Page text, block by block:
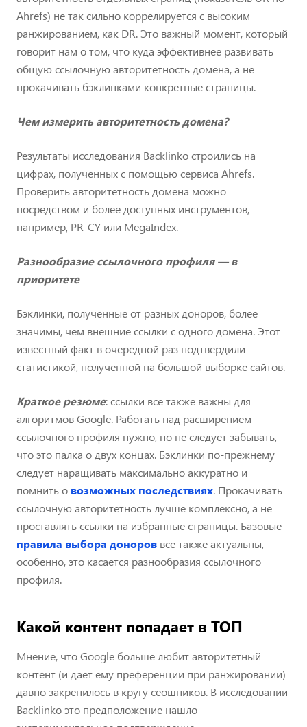
Ahrefs) не так сильно коррелируется с высоким
ранжированием, как DR. Это важный момент, который
говорит нам о том, что куда эффективнее развивать
общую ссылочную авторитетность домена, а не
прокачивать бэклинками конкретные страницы.
Чем измерить авторитетность домена?
Результаты исследования Backlinko строились на
цифрах, полученных с помощью сервиса Ahrefs.
Проверить авторитетность домена можно
посредством и более доступных инструментов,
например, PR-CY или MegaIndex.
Разнообразие ссылочного профиля — в
приоритете
Бэклинки, полученные от разных доноров, более
значимы, чем внешние ссылки с одного домена. Этот
известный факт в очередной раз подтвердили
статистикой, полученной на большой выборке сайтов.
Краткое резюме: ссылки все также важны для
алгоритмов Google. Работать над расширением
ссылочного профиля нужно, но не следует забывать,
что это палка о двух концах. Бэклинки по-прежнему
следует наращивать максимально аккуратно и
помнить о возможных последствиях. Прокачивать
ссылочную авторитетность лучше комплексно, а не
проставлять ссылки на избранные страницы. Базовые
правила выбора доноров все также актуальны,
особенно, это касается разнообразия ссылочного
профиля.
Какой контент попадает в ТОП
Мнение, что Google больше любит авторитетный
контент (и дает ему преференции при ранжировании)
давно закрепилось в кругу сеошников. В исследовании
Backlinko это предположение нашло